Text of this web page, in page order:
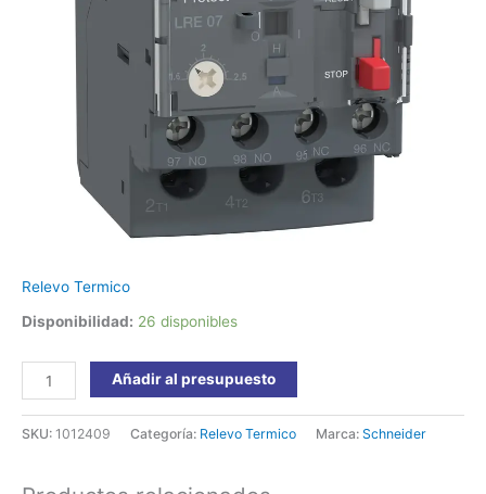
Relevo Termico
Disponibilidad: 26 disponibles
Añadir al presupuesto
SKU: 1012409 Categoría: Relevo Termico Marca: Schneider